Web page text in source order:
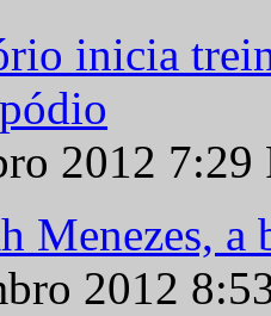
inicia
2012
Menezes,
2012